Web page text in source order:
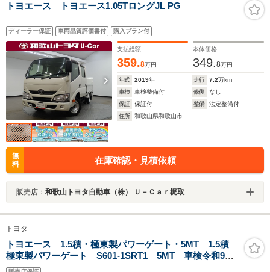
トヨエース トヨエース1.05TロングJL PG
ディーラー保証 車両品質評価書付 購入プラン付
支払総額
359.8万円
本体価格
349.8万円
年式 2019年 走行 7.2万km
車検
車検整備付 修復
なし
保証
保証付 整備
法定整備付
住所
和歌山県和歌山市
無
料
在庫確認・見積依頼
販売店： 和歌山トヨタ自動車（株） Ｕ－Ｃａｒ梶取
トヨタ
トヨエース 1.5積・極東製パワーゲート・5MT 1.5積
極東製パワーゲート S601-1SRT1 5MT 車検令和9年4
月 Wタイヤ フォグランプ ライトレベライザー フ